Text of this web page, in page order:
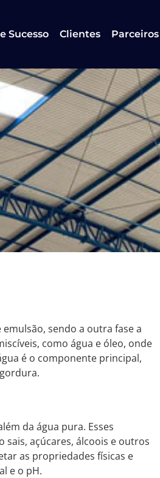
Sucesso Clientes Parceiros
sendo a outra fase a
como água e óleo, onde
é o componente principal,
da água pura. Esses
açúcares, álcoois e outros
as propriedades físicas e
e o pH.